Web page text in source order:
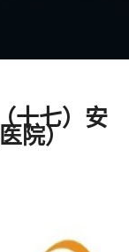
十七）安
院）